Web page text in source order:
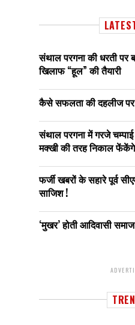
संथाल परगना की धरती पर
खिलाफ “हूल” की तैयारी
कैसे सफलता की दहलीज पर
संथाल परगना में गरजे
मक्खी की तरह निकाल फेंकेंगे
फर्जी खबरों के सहारे पूर्व
साजिश !
‘मुखर’ होती आदिवासी